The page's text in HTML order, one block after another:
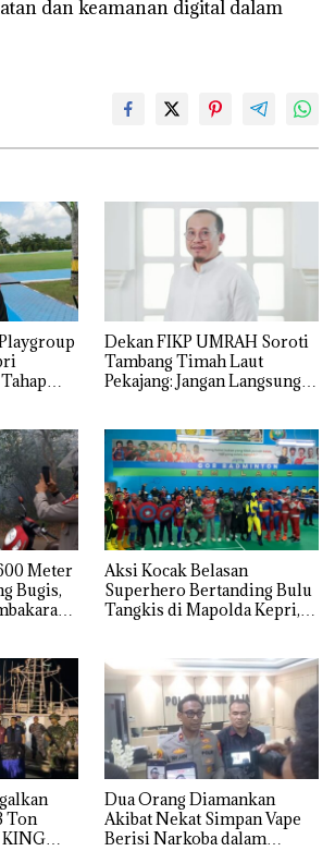
dan keamanan digital dalam
Dekan FIKP UMRAH Soroti
Tambang Timah Laut
Pekajang: Jangan Langsung
Lingkungannya
Meter
Bugis,
Aksi Kocak Belasan
Superhero Bertanding Bulu
Tangkis di Mapolda Kepri,
Ton
Dua Orang Diamankan
Akibat Nekat Simpan Vape
Berisi Narkoba dalam